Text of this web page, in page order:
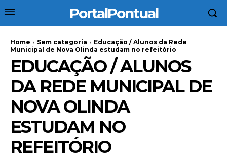
PortalPontual
Home Sem categoria
Educação / Alunos da Rede
Municipal de Nova Olinda estudam no refeitório
EDUCAÇÃO / ALUNOS
DA REDE MUNICIPAL DE
NOVA OLINDA
ESTUDAM NO
REFEITÓRIO